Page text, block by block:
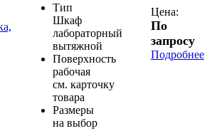
Тип
Шкаф
лабораторный
вытяжной
Поверхность
рабочая
см. карточку
товара
Размеры
на выбор
Цена:
По
запросу
Подробнее